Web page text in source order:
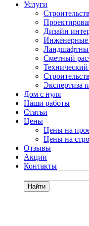
Услуги
Дизайн
Инженерные
Сметный
Технический
Экспертиза
Дом с нуля
Наши работы
Статьи
Цены
Цены на
Цены на
Отзывы
Акции
Контакты
Найти